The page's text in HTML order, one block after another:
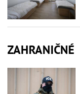
ZAHRANIČNÉ